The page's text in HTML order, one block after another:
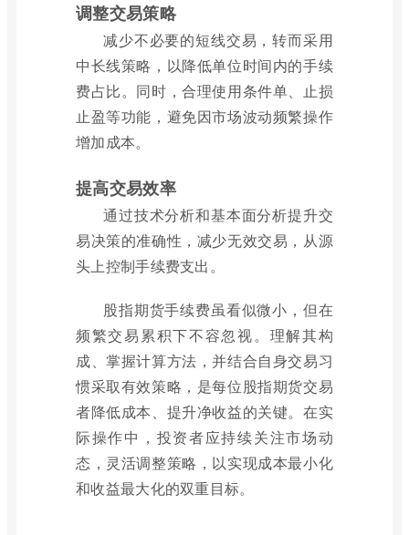
调整交易策略
减少不必要的短线交易，转而采用
中长线策略，以降低单位时间内的手续
费占比。同时，合理使用条件单、止损
止盈等功能，避免因市场波动频繁操作
增加成本。
提高交易效率
通过技术分析和基本面分析提升交
易决策的准确性，减少无效交易，从源
头上控制手续费支出。
股指期货手续费虽看似微小，但在
频繁交易累积下不容忽视。理解其构
成、掌握计算方法，并结合自身交易习
惯采取有效策略，是每位股指期货交易
者降低成本、提升净收益的关键。在实
际操作中，投资者应持续关注市场动
态，灵活调整策略，以实现成本最小化
和收益最大化的双重目标。